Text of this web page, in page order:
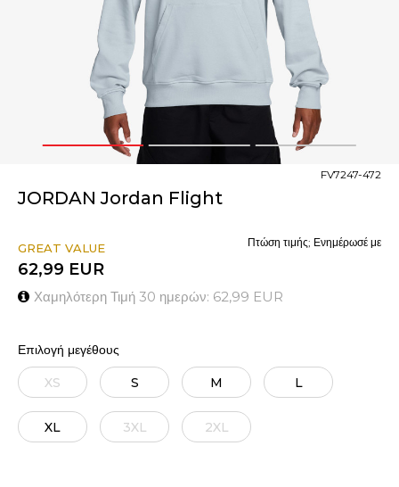
1 2 3
JORDAN Jordan Flight
FV7247-472
GREAT VALUE
62,99 EUR
Χαμηλότερη Τιμή 30 ημερών: 62,99 EUR
Πτώση τιμής; Ενημέρωσέ με
Επιλογή μεγέθους
XS S M L
XL 3XL 2XL